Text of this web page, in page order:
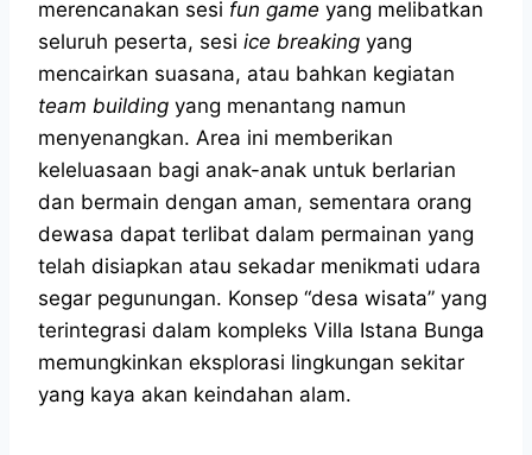
merencanakan sesi fun game yang melibatkan
seluruh peserta, sesi ice breaking yang
mencairkan suasana, atau bahkan kegiatan
team building yang menantang namun
menyenangkan. Area ini memberikan
keleluasaan bagi anak-anak untuk berlarian
dan bermain dengan aman, sementara orang
dewasa dapat terlibat dalam permainan yang
telah disiapkan atau sekadar menikmati udara
segar pegunungan. Konsep “desa wisata” yang
terintegrasi dalam kompleks Villa Istana Bunga
memungkinkan eksplorasi lingkungan sekitar
yang kaya akan keindahan alam.